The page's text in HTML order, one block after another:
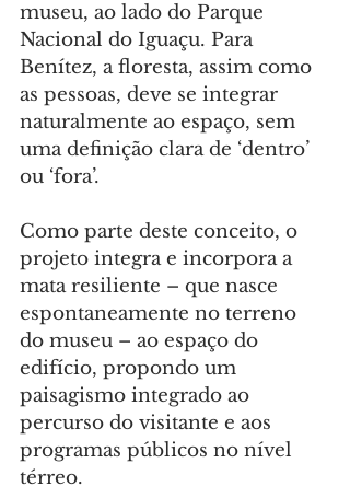
museu, ao lado do Parque
Nacional do Iguaçu. Para
Benítez, a floresta, assim como
as pessoas, deve se integrar
naturalmente ao espaço, sem
uma definição clara de ‘dentro’
ou ‘fora’.
Como parte deste conceito, o
projeto integra e incorpora a
mata resiliente – que nasce
espontaneamente no terreno
do museu – ao espaço do
edifício, propondo um
paisagismo integrado ao
percurso do visitante e aos
programas públicos no nível
térreo.